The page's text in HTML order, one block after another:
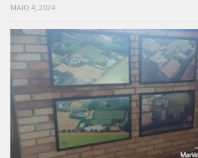
MAIO 4, 2024